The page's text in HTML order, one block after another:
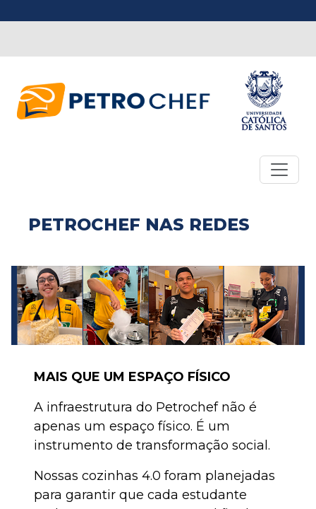
PETROCHEF NAS REDES
MAIS QUE UM ESPAÇO FÍSICO
A infraestrutura do Petrochef não é
apenas um espaço físico. É um
instrumento de transformação social.
Nossas cozinhas 4.0 foram planejadas
para garantir que cada estudante